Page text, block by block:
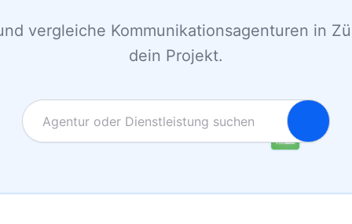
vergleiche Kommunikationsagenturen in
dein Projekt.